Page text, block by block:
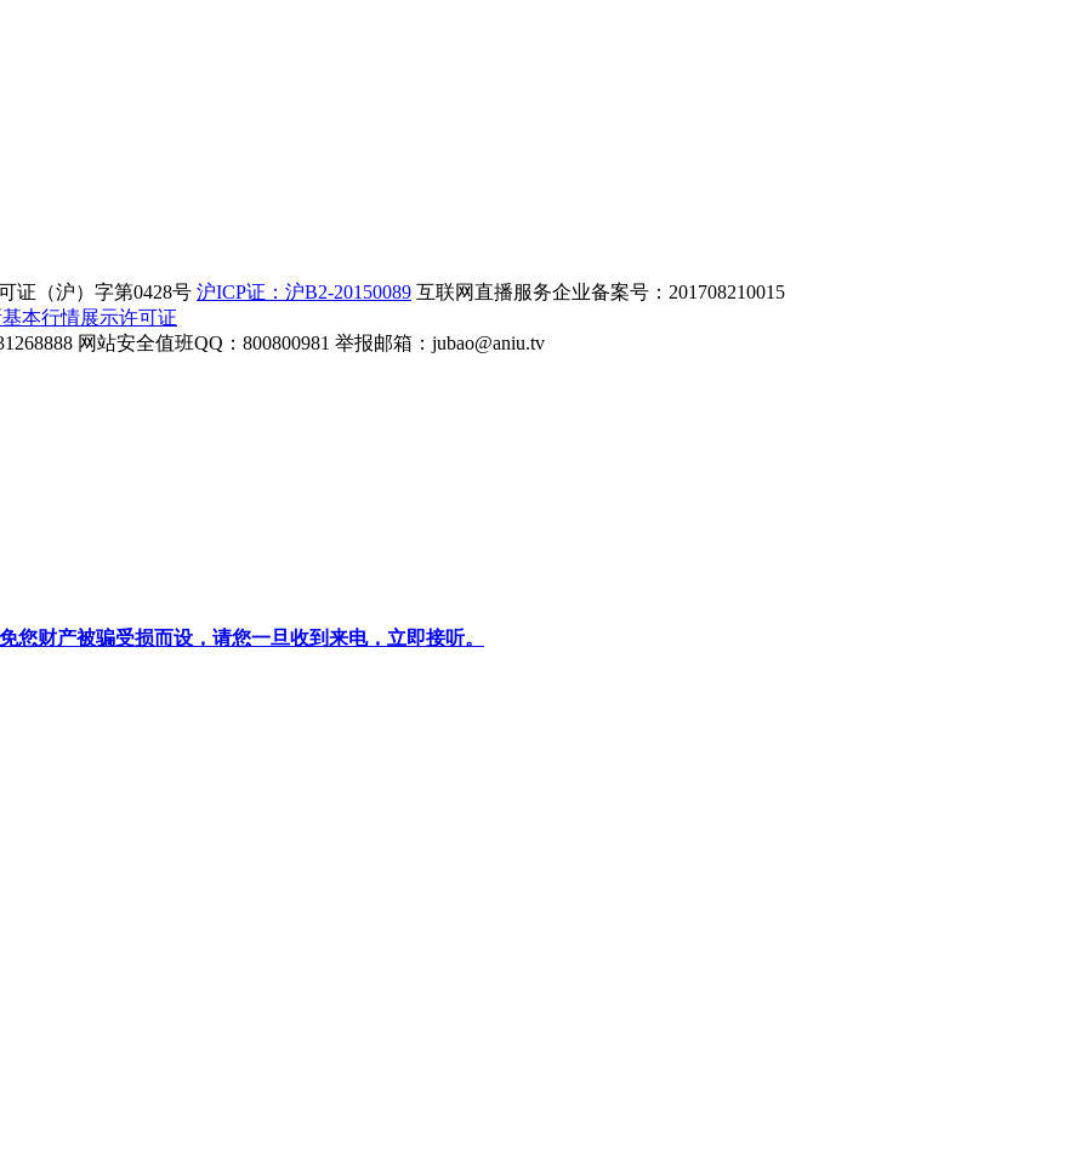
证（沪）字第0428号 沪ICP证：沪B2-20150089 互联网直播服务企业备案号：201708210015
本行情展示许可证
网站安全值班QQ：800800981 举报邮箱： jubao@aniu.tv
您财产被骗受损而设，请您一旦收到来电，立即接听。